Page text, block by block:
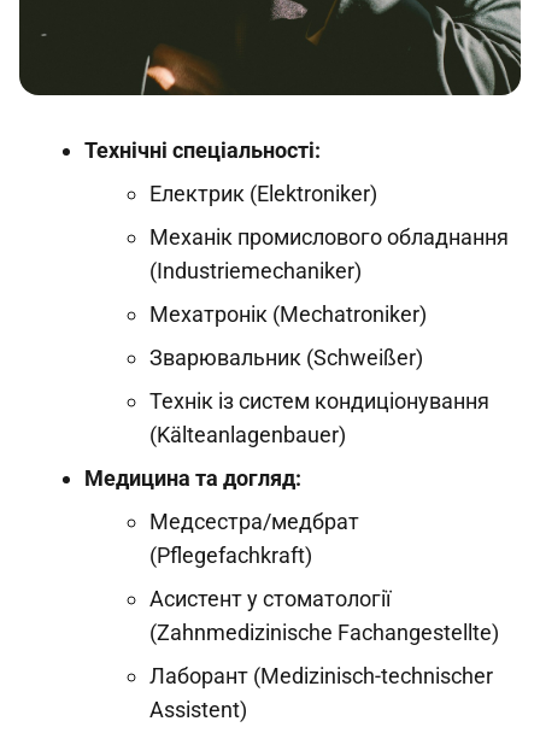
Технічні спеціальності:
Електрик (Elektroniker)
Механік промислового обладнання
(Industriemechaniker)
Мехатронік (Mechatroniker)
Зварювальник (Schweißer)
Технік із систем кондиціонування
(Kälteanlagenbauer)
Медицина та догляд:
Медсестра/медбрат
(Pflegefachkraft)
Асистент у стоматології
(Zahnmedizinische Fachangestellte)
Лаборант (Medizinisch-technischer
Assistent)